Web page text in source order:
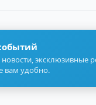
эксклюзивные
вам удобно.